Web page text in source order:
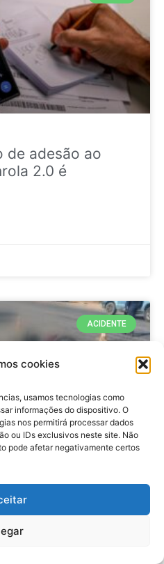
cookies
usamos tecnologias como
informações do dispositivo. O
nos permitirá processar dados
ou IDs exclusivos neste site. Não
pode afetar negativamente certos
de adesão ao
2.0 é
ACIDENTE
do trabalho
em
na RN 118
RN